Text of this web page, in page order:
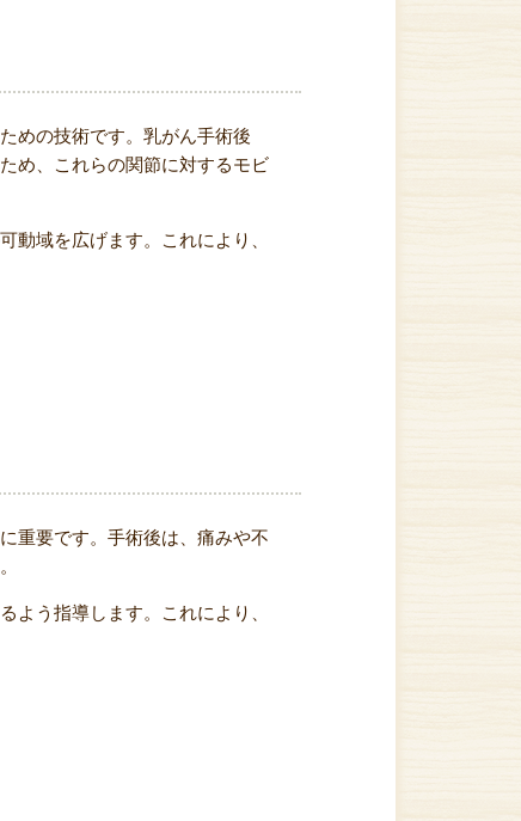
めの技術です。乳がん手術後
め、これらの関節に対するモビ
動域を広げます。これにより、
重要です。手術後は、痛みや不
よう指導します。これにより、